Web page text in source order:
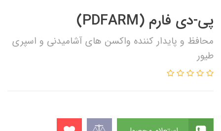
پی-دی فارم (PDFARM)
محافظ و پایدار کننده واکسن های آشامیدنی و اسپری
طیور